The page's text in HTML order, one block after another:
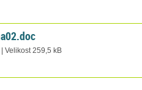
Velikost 259,5 kB